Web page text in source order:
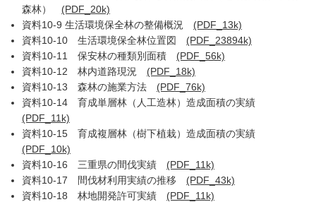
森林） (PDF_20k)
資料10-9 生活環境保全林の整備概況 (PDF_13k)
資料10-10 生活環境保全林位置図 (PDF_23894k)
資料10-11 保安林の種類別面積 (PDF_56k)
資料10-12 林内道路現況 (PDF_18k)
資料10-13 森林の施業方法 (PDF_76k)
資料10-14 育成単層林（人工造林）造成面積の実績
(PDF_11k)
資料10-15 育成複層林（樹下植栽）造成面積の実績
(PDF_10k)
資料10-16 三重県の間伐実績 (PDF_11k)
資料10-17 間伐材利用実績の推移 (PDF_43k)
資料10-18 林地開発許可実績 (PDF_11k)